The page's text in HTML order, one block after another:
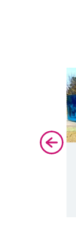
・大丸福